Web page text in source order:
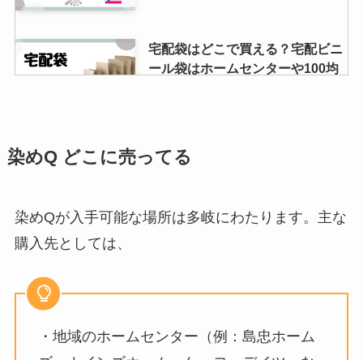
シューズバンドは無印に売って
る？100均でも買える？目立たな
アイムミミのシェーディングが売
ってる場所は？どこで買える？
を大調査！
窓の断熱ボードはホームセンター
宅配袋はどこで買える？宅配ビニ
ール袋はホームセンターや100均
シェーバーオイル100均に売って
について調査しました！
染めQ どこに売ってる
染めQが入手可能な場所は多岐にわたります。主な
購入先としては、
・地域のホームセンター（例：島忠ホーム